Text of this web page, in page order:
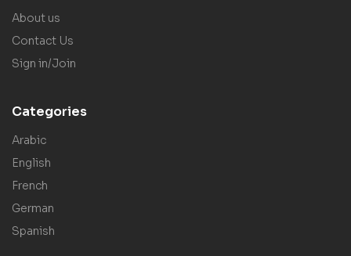
About us
Contact Us
Sign in/Join
Categories
Arabic
English
French
German
Spanish